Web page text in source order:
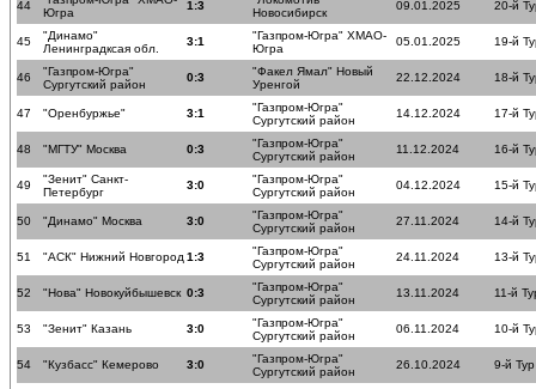
44
Югра
1:3
Новосибирск
09.01.2025 20-й
45
"Динамо"
Ленинградксая обл.
3:1
"Газпром-Югра" ХМАО-
Югра
05.01.2025 19-й
46
"Газпром-Югра"
Сургутский район
0:3
"Факел Ямал" Новый
Уренгой
22.12.2024 18-й
47 "Оренбуржье" 3:1
"Газпром-Югра"
Сургутский район
14.12.2024 17-й
48 "МГТУ" Москва 0:3
"Газпром-Югра"
Сургутский район
11.12.2024 16-й
49
"Зенит" Санкт-
Петербург
3:0
"Газпром-Югра"
Сургутский район
04.12.2024 15-й
50 "Динамо" Москва 3:0
"Газпром-Югра"
Сургутский район
27.11.2024 14-й
51 "АСК" Нижний Новгород 1:3
"Газпром-Югра"
Сургутский район
24.11.2024 13-й
52 "Нова" Новокуйбышевск 0:3
"Газпром-Югра"
Сургутский район
13.11.2024 11-й
53 "Зенит" Казань 3:0
"Газпром-Югра"
Сургутский район
06.11.2024 10-й
54 "Кузбасс" Кемерово 3:0
"Газпром-Югра"
Сургутский район
26.10.2024 9-й Тур